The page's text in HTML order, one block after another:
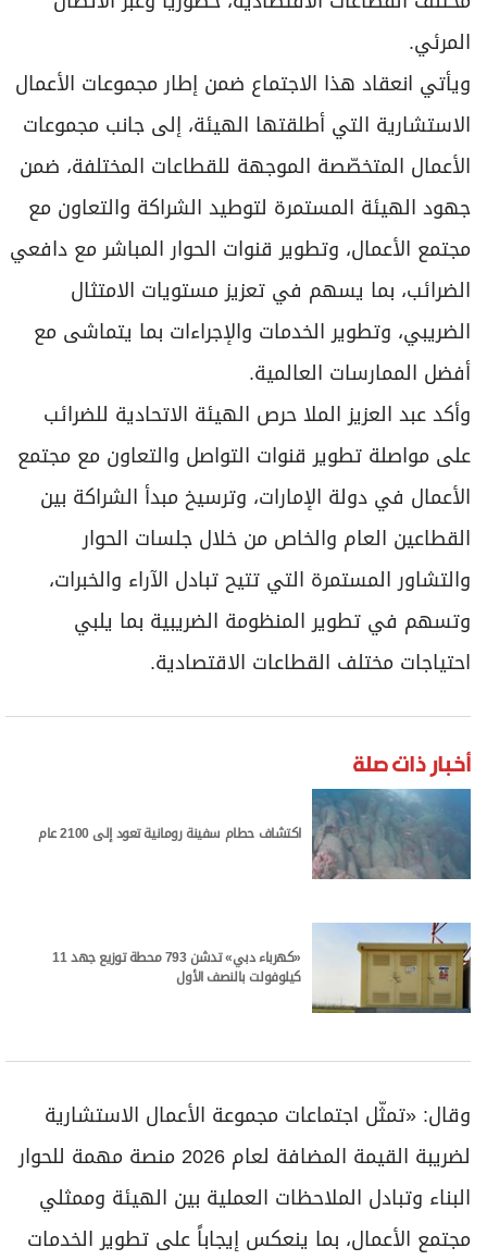
المرئي.
ويأتي انعقاد هذا الاجتماع ضمن إطار مجموعات الأعمال
الاستشارية التي أطلقتها الهيئة، إلى جانب مجموعات
الأعمال المتخصّصة الموجهة للقطاعات المختلفة، ضمن
جهود الهيئة المستمرة لتوطيد الشراكة والتعاون مع
مجتمع الأعمال، وتطوير قنوات الحوار المباشر مع دافعي
الضرائب، بما يسهم في تعزيز مستويات الامتثال
الضريبي، وتطوير الخدمات والإجراءات بما يتماشى مع
أفضل الممارسات العالمية.
وأكد عبد العزيز الملا حرص الهيئة الاتحادية للضرائب
على مواصلة تطوير قنوات التواصل والتعاون مع مجتمع
الأعمال في دولة الإمارات، وترسيخ مبدأ الشراكة بين
القطاعين العام والخاص من خلال جلسات الحوار
والتشاور المستمرة التي تتيح تبادل الآراء والخبرات،
وتسهم في تطوير المنظومة الضريبية بما يلبي
احتياجات مختلف القطاعات الاقتصادية.
أخبار ذات صلة
اكتشاف حطام سفينة رومانية تعود إلى 2100 عام
«كهرباء دبي» تدشن 793 محطة توزيع جهد 11
كيلوفولت بالنصف الأول
وقال: «تمثّل اجتماعات مجموعة الأعمال الاستشارية
لضريبة القيمة المضافة لعام 2026 منصة مهمة للحوار
البناء وتبادل الملاحظات العملية بين الهيئة وممثلي
مجتمع الأعمال، بما ينعكس إيجاباً على تطوير الخدمات